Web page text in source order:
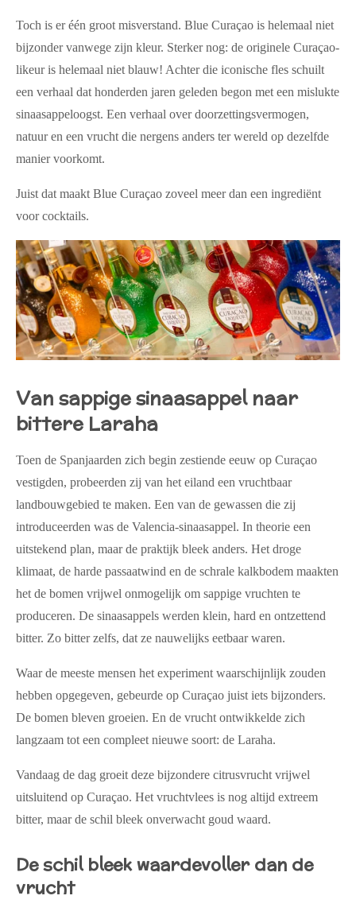
Toch is er één groot misverstand. Blue Curaçao is helemaal niet
bijzonder vanwege zijn kleur. Sterker nog: de originele Curaçao-
likeur is helemaal niet blauw! Achter die iconische fles schuilt
een verhaal dat honderden jaren geleden begon met een mislukte
sinaasappeloogst. Een verhaal over doorzettingsvermogen,
natuur en een vrucht die nergens anders ter wereld op dezelfde
manier voorkomt.
Juist dat maakt Blue Curaçao zoveel meer dan een ingrediënt
voor cocktails.
Van sappige sinaasappel naar
bittere Laraha
Toen de Spanjaarden zich begin zestiende eeuw op Curaçao
vestigden, probeerden zij van het eiland een vruchtbaar
landbouwgebied te maken. Een van de gewassen die zij
introduceerden was de Valencia-sinaasappel. In theorie een
uitstekend plan, maar de praktijk bleek anders. Het droge
klimaat, de harde passaatwind en de schrale kalkbodem maakten
het de bomen vrijwel onmogelijk om sappige vruchten te
produceren. De sinaasappels werden klein, hard en ontzettend
bitter. Zo bitter zelfs, dat ze nauwelijks eetbaar waren.
Waar de meeste mensen het experiment waarschijnlijk zouden
hebben opgegeven, gebeurde op Curaçao juist iets bijzonders.
De bomen bleven groeien. En de vrucht ontwikkelde zich
langzaam tot een compleet nieuwe soort: de Laraha.
Vandaag de dag groeit deze bijzondere citrusvrucht vrijwel
uitsluitend op Curaçao. Het vruchtvlees is nog altijd extreem
bitter, maar de schil bleek onverwacht goud waard.
De schil bleek waardevoller dan de
vrucht